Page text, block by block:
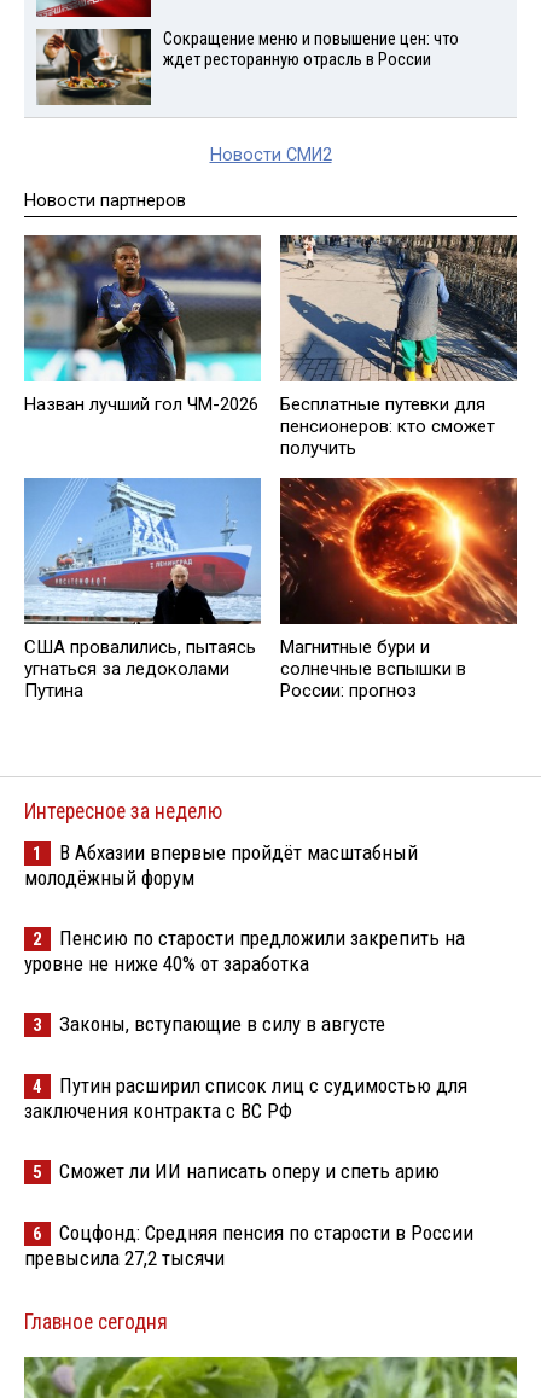
Сокращение меню и повышение цен: что
ждет ресторанную отрасль в России
Новости СМИ2
Новости партнеров
Назван лучший гол ЧМ-2026
Бесплатные путевки для
пенсионеров: кто сможет
получить
США провалились, пытаясь
угнаться за ледоколами
Путина
Магнитные бури и
солнечные вспышки в
России: прогноз
Интересное за неделю
1
В Абхазии впервые пройдёт масштабный
молодёжный форум
2
Пенсию по старости предложили закрепить на
уровне не ниже 40% от заработка
3 Законы, вступающие в силу в августе
4
Путин расширил список лиц с судимостью для
заключения контракта с ВС РФ
5 Сможет ли ИИ написать оперу и спеть арию
6
Соцфонд: Средняя пенсия по старости в России
превысила 27,2 тысячи
Главное сегодня